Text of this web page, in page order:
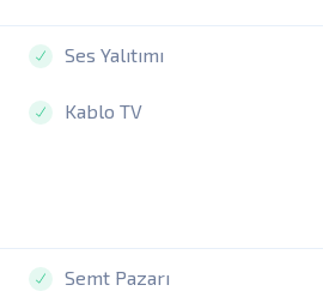
Ses Yalıtımı
Kablo TV
Semt Pazarı